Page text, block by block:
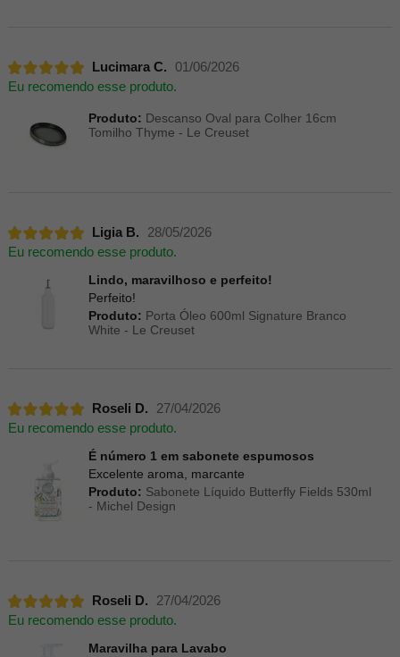
Lucimara C.
01/06/2026
Eu recomendo esse produto.
Produto: Descanso Oval para Colher 16cm
Tomilho Thyme - Le Creuset
Ligia B.
28/05/2026
Eu recomendo esse produto.
Lindo, maravilhoso e perfeito!
Perfeito!
Produto: Porta Óleo 600ml Signature Branco
White - Le Creuset
Roseli D.
27/04/2026
Eu recomendo esse produto.
É número 1 em sabonete espumosos
Excelente aroma, marcante
Produto: Sabonete Líquido Butterfly Fields 530ml
- Michel Design
Roseli D.
27/04/2026
Eu recomendo esse produto.
Maravilha para Lavabo